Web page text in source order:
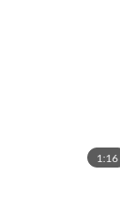
1:16